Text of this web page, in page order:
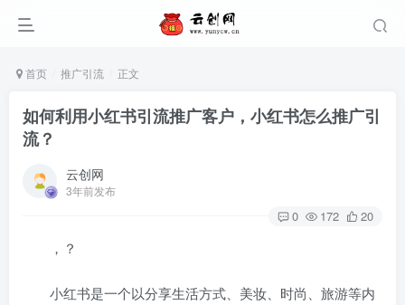
首页 推广引流 正文
如何利用小红书引流推广客户，小红书怎么推广引
流？
云创网
3年前发布
0 172 20
，？
小红书是一个以分享生活方式、美妆、时尚、旅游等内